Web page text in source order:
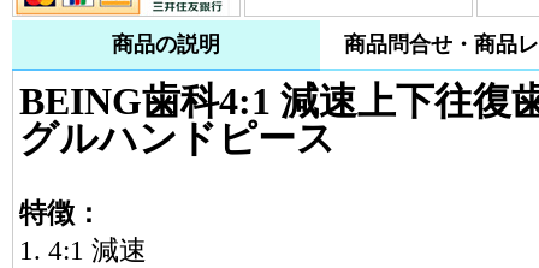
商品の説明 商品問合せ・商品
BEING歯科4:1 減速上下往復
グルハンドピース
特徴：
1. 4:1 減速